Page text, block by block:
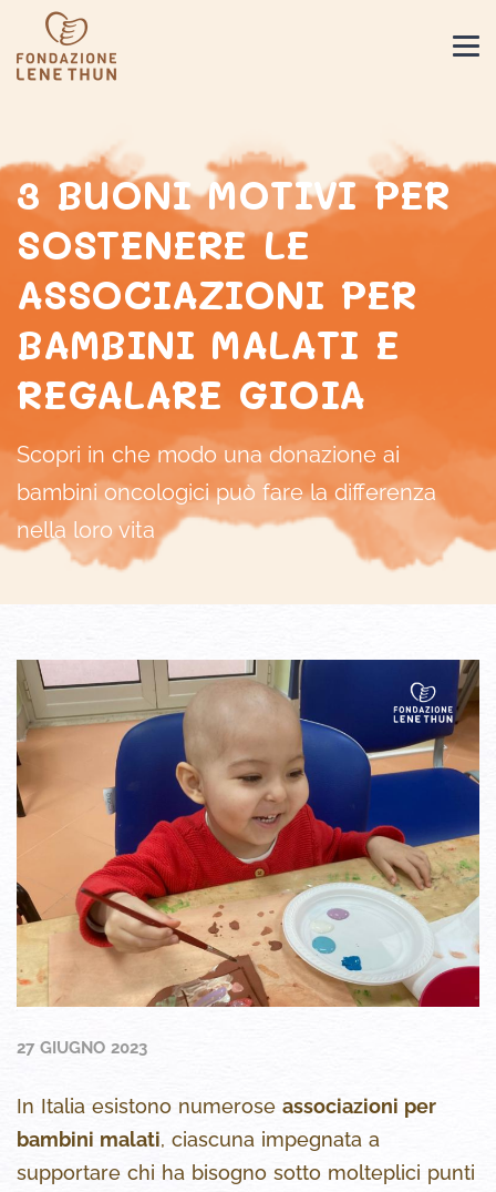
3 BUONI MOTIVI PER
SOSTENERE LE
ASSOCIAZIONI PER
BAMBINI MALATI E
REGALARE GIOIA
Scopri in che modo una donazione ai
bambini oncologici può fare la differenza
nella loro vita
27 GIUGNO 2023
In Italia esistono numerose associazioni per
bambini malati, ciascuna impegnata a
supportare chi ha bisogno sotto molteplici punti